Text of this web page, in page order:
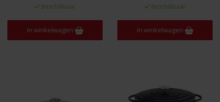
Beschikbaar
In winkelwagen
Beschikbaar
In winkelwagen